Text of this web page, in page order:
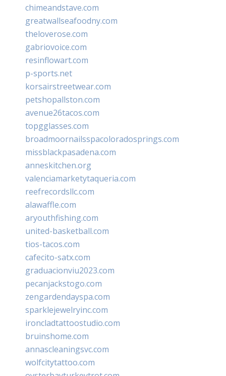
chimeandstave.com
greatwallseafoodny.com
theloverose.com
gabriovoice.com
resinflowart.com
p-sports.net
korsairstreetwear.com
petshopallston.com
avenue26tacos.com
topgglasses.com
broadmoornailsspacoloradosprings.com
missblackpasadena.com
anneskitchen.org
valenciamarketytaqueria.com
reefrecordsllc.com
alawaffle.com
aryouthfishing.com
united-basketball.com
tios-tacos.com
cafecito-satx.com
graduacionviu2023.com
pecanjackstogo.com
zengardendayspa.com
sparklejewelryinc.com
ironcladtattoostudio.com
bruinshome.com
annascleaningsvc.com
wolfcitytattoo.com